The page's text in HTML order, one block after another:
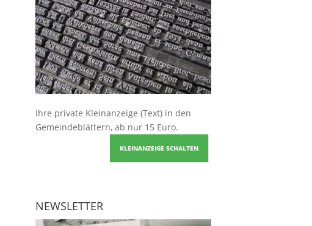
Ihre private Kleinanzeige (Text) in den
Gemeindeblättern, ab nur 15 Euro.
KLEINANZEIGE SCHALTEN
NEWSLETTER